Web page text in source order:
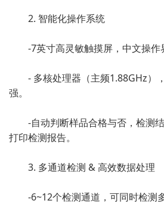
2. 智能化操作系统
-7英寸高灵敏触摸屏，中文操作
- 多核处理器（主频1.88GHz）
强。
-自动判断样品合格与否，检测
打印检测报告。
3. 多通道检测 & 高效数据处理
-6~12个检测通道，可同时检测多